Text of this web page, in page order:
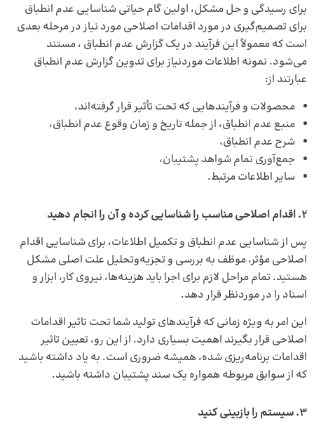
برای رسیدگی و حل مشکل، اولین گام حیاتی شناسایی عدم انطباق
برای تصمیم‌گیری در مورد اقدامات اصلاحی مورد نیاز در مرحله بعدی
است که معمولاً این فرآیند در یک گزارش عدم انطباق ، مستند
می‌شود. نمونه اطلاعات موردنیاز برای تدوین گزارش عدم انطباق
عبارتند از:
محصولات و فرآیندهایی که تحت تأثیر قرار گرفته‌اند،
منبع عدم انطباق، از جمله تاریخ و زمان وقوع عدم انطباق،
شرح عدم انطباق،
جمع‌آوری تمام شواهد پشتیبان،
سایر اطلاعات مرتبط.
2. اقدام اصلاحی مناسب را شناسایی کرده و آن را انجام دهید
پس از شناسایی عدم انطباق و تکمیل اطلاعات، برای شناسایی اقدام
اصلاحی مؤثر، موظف به بررسی و تجزیه‌وتحلیل علت اصلی مشکل
هستید. تمام مراحل لازم برای اجرا باید هزینه‌ها، نیروی کار، ابزار و
اسناد را در موردنظر قرار دهد.
این امر به ویژه زمانی که فرآیندهای تولید شما تحت تاثیر اقدامات
اصلاحی قرار بگیرند اهمیت بسیاری دارد. از این رو، تعیین تاثیر
اقدامات برنامه‌ریزی شده، همیشه ضروری است. به یاد داشته باشید
که از سوابق مربوطه همواره یک سند پشتیبان داشته باشید.
3. سیستم را بازبینی کنید